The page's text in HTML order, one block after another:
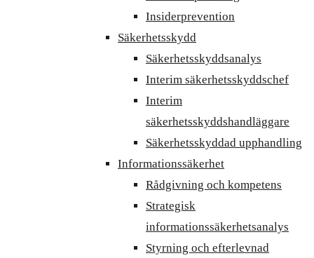
Insiderprevention
Säkerhetsskydd
Säkerhetsskyddsanalys
Interim säkerhetsskyddschef
Interim
säkerhetsskyddshandläggare
Säkerhetsskyddad upphandling
Informationssäkerhet
Rådgivning och kompetens
Strategisk
informationssäkerhetsanalys
Styrning och efterlevnad